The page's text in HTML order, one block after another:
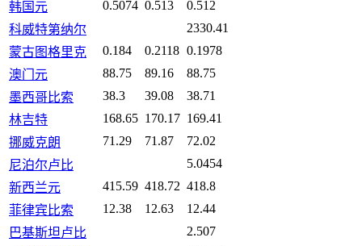
韩国元 0.5074 0.513
0.512
科威特第纳尔
2330.41
蒙古图格里克
0.184 0.2118 0.1978
澳门元
88.75 89.16
88.75
墨西哥比索
38.3 39.08
38.71
林吉特
168.65 170.17 169.41
挪威克朗
71.29 71.87
72.02
尼泊尔卢比
5.0454
新西兰元
415.59 418.72 418.8
菲律宾比索
12.38 12.63
12.44
巴基斯坦卢比
2.507